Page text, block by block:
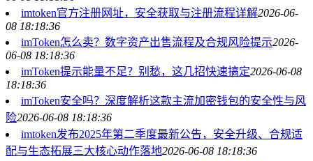
imtoken官方注册网址，安全获取与注册流程详解2026-06-
08 18:18:36
imToken怎么卖？数字资产出售流程及合规风险提示2026-
06-08 18:18:36
imToken提示能量不足？别愁，这几招快速搞定2026-06-08
18:18:36
imToken安全吗？深度解析这款主流加密钱包的安全性与风
险2026-06-08 18:18:36
imtoken发布2025年第二季度最新公告，安全升级、合规适
配与生态拓展三大核心动作落地2026-06-08 18:18:36